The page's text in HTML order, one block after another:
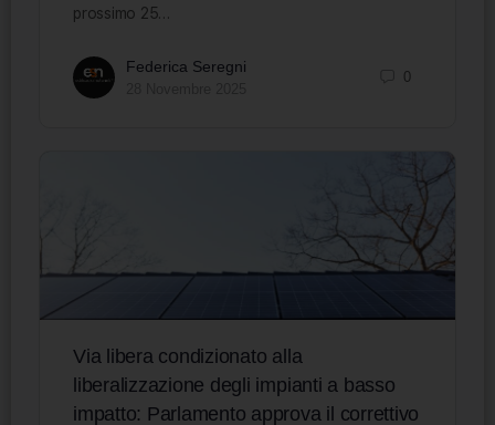
prossimo 25…
Federica Seregni
0
Via libera condizionato alla
liberalizzazione degli impianti a basso
impatto: Parlamento approva il correttivo